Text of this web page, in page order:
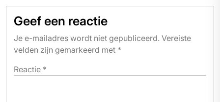
Geef een reactie
Je e-mailadres wordt niet gepubliceerd. Vereiste
velden zijn gemarkeerd met *
Reactie *